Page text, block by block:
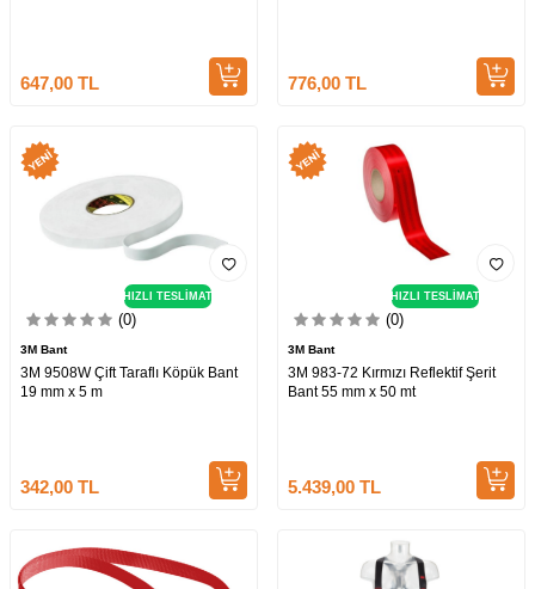
647,00 TL 776,00 TL
HIZLI TESLİMAT
(0)
3M Bant
3M 9508W Çift Taraflı Köpük Bant
19 mm x 5 m
342,00 TL
HIZLI TESLİMAT
(0)
3M Bant
3M 983-72 Kırmızı Reflektif Şerit
Bant 55 mm x 50 mt
5.439,00 TL